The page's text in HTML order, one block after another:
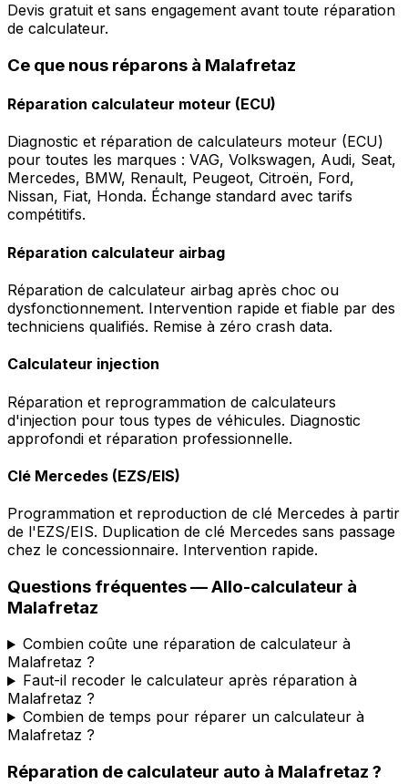
Devis gratuit et sans engagement avant toute réparation
de calculateur.
Ce que nous réparons à Malafretaz
Réparation calculateur moteur (ECU)
Diagnostic et réparation de calculateurs moteur (ECU)
pour toutes les marques : VAG, Volkswagen, Audi, Seat,
Mercedes, BMW, Renault, Peugeot, Citroën, Ford,
Nissan, Fiat, Honda. Échange standard avec tarifs
compétitifs.
Réparation calculateur airbag
Réparation de calculateur airbag après choc ou
dysfonctionnement. Intervention rapide et fiable par des
techniciens qualifiés. Remise à zéro crash data.
Calculateur injection
Réparation et reprogrammation de calculateurs
d'injection pour tous types de véhicules. Diagnostic
approfondi et réparation professionnelle.
Clé Mercedes (EZS/EIS)
Programmation et reproduction de clé Mercedes à partir
de l'EZS/EIS. Duplication de clé Mercedes sans passage
chez le concessionnaire. Intervention rapide.
Questions fréquentes —Allo-calculateur à
Malafretaz
Combien coûte une réparation de calculateur à
Malafretaz ?
Faut-il recoder le calculateur après réparation à
Malafretaz ?
Combien de temps pour réparer un calculateur à
Malafretaz ?
Réparation de calculateur auto à Malafretaz ?